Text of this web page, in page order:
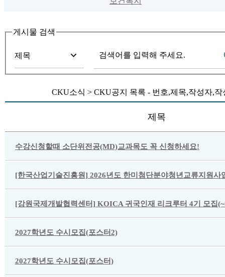
게시물 검색
CKU소식 > CKU공지 목록 - 번호,제목,작성자,
제목
수강신청할때 소단위전공(MD)교과목도 꼭 신청하세요!
[한국산업기술진흥원] 2026년도 한미첨단분야청년교류지원사
[강원국제개발협력센터] KOICA 귀국인재 리크루터 4기 모집
2027학년도 수시모집(포스터2)
2027학년도 수시모집(포스터)